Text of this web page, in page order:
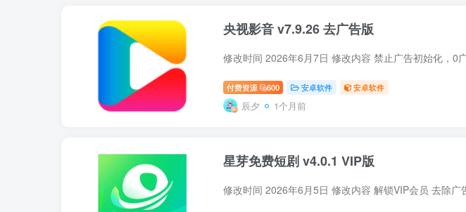
央视影音 v7.9.26 去广告版
修改时间 2026年6月7日 修改内容 禁止广告初始化，0
付费资源 600 安卓软件 安卓软件
辰夕 1个月前
星芽免费短剧 v4.0.1 VIP版
修改时间 2026年6月5日 修改内容 解锁VIP会员 去除广